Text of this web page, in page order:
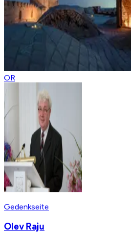
OR
Gedenkseite
Olev Raju